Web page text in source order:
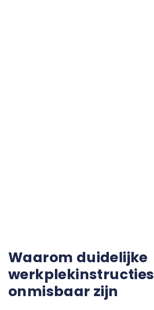
Waarom duidelijke
werkplekinstructies
onmisbaar zijn